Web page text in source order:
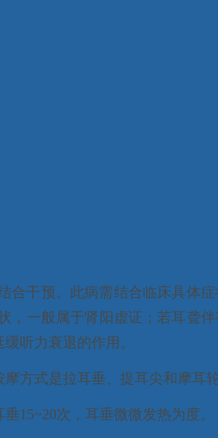
干预。此病需结合临床具体
一般属于肾阳虚证；若耳聋伴
听力衰退的作用。
方式是拉耳垂、提耳尖和摩耳
15~20次，耳垂微微发热为度。